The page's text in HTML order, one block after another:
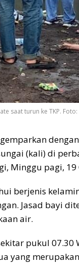
saat turun ke TKP.
(kali) di
Minggu pagi, 19
berjenis
Jasad bayi
air.
pukul 07.30
yang